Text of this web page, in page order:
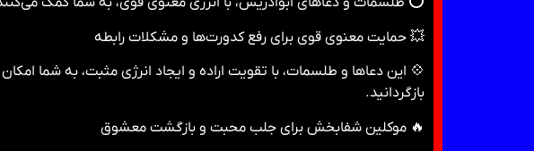
💥 حمایت معنوی قوی برای رفع کدورت‌ها و مشکلات رابطه
💠 این دعاها و طلسمات، با تقویت اراده و ایجاد انرژی مثبت، به شما
بازگردانید.
🔥 موکلین شفابخش برای جلب محبت و بازگشت معشوق